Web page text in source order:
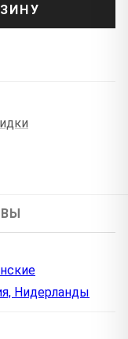
Нидерланды